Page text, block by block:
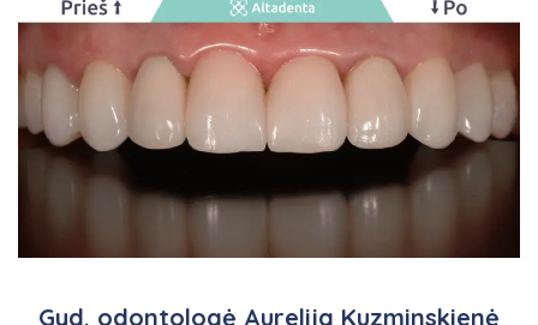
Gyd. odontologė Aurelija Kuzminskienė